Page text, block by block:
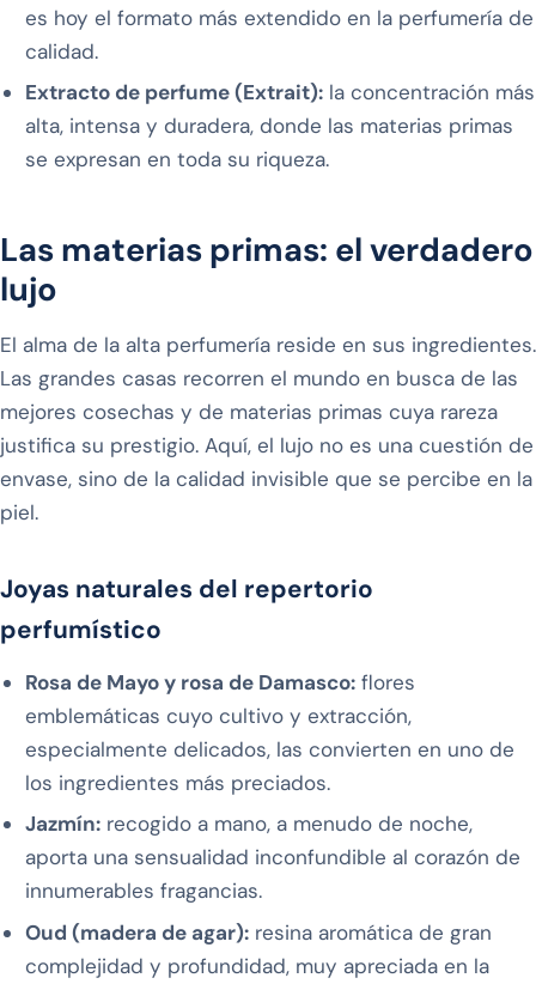
es hoy el formato más extendido en la perfumería de
calidad.
Extracto de perfume (Extrait):la concentración más
alta, intensa y duradera, donde las materias primas
se expresan en toda su riqueza.
Las materias primas: el verdadero
lujo
El alma de la alta perfumería reside en sus ingredientes.
Las grandes casas recorren el mundo en busca de las
mejores cosechas y de materias primas cuya rareza
justifica su prestigio. Aquí, el lujo no es una cuestión de
envase, sino de la calidad invisible que se percibe en la
piel.
Joyas naturales del repertorio
perfumístico
Rosa de Mayo y rosa de Damasco:flores
emblemáticas cuyo cultivo y extracción,
especialmente delicados, las convierten en uno de
los ingredientes más preciados.
Jazmín:recogido a mano, a menudo de noche,
aporta una sensualidad inconfundible al corazón de
innumerables fragancias.
Oud (madera de agar):resina aromática de gran
complejidad y profundidad, muy apreciada en la